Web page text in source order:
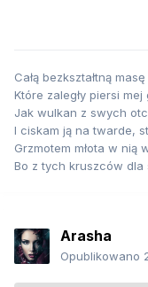
Całą bezkształtną
Które zaległy piersi mej
Jak wulkan z swych
I ciskam ją na twarde,
Grzmotem młota w nią
Bo z tych kruszców
Arasha
Opublikowano